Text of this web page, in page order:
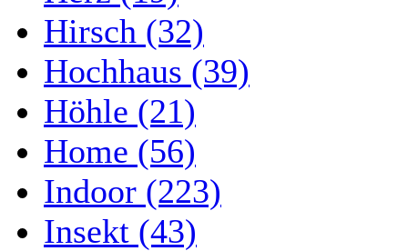
Hirsch (32)
Hochhaus (39)
Höhle (21)
Home (56)
Indoor (223)
Insekt (43)